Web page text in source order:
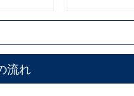
流れ